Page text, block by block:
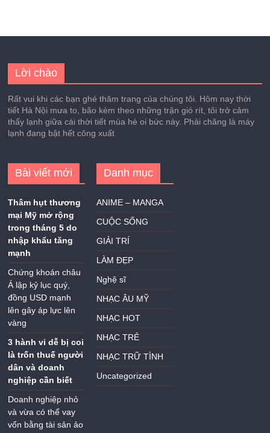
Lời chào
Rất vui khi các bạn ghé thăm trang của chúng tôi. Hôm nay thời
tiết Hà Nội mưa to, bão kèm theo những trận gió rít, tôi trở cảm
thấy lạnh giữa cái thời tiết mùa hè oi bức này. Phải chăng là máy
lạnh đang bật hết công xuất
Bài viết mới
Thâm hụt thương
mại Mỹ mở rộng
trong tháng 5 do
nhập khẩu tăng
mạnh
Chứng khoán châu
Á lập kỷ lục quý,
đồng USD mạnh
lên gây áp lực lên
vàng
3 hành vi dễ bị coi
là trốn thuế người
dân và doanh
nghiệp cần biết
Doanh nghiệp nhỏ
và vừa có thể vay
vốn bằng tài sản ảo
Danh mục
ANIME – MANGA
CUỘC SỐNG
GIẢI TRÍ
LÀM ĐẸP
Nghệ sĩ
NHẠC ÂU MỸ
NHẠC HOT
NHẠC TRẺ
NHẠC TRỮ TÌNH
Uncategorized